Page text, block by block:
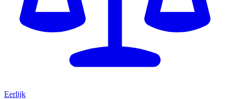
Eerlijk